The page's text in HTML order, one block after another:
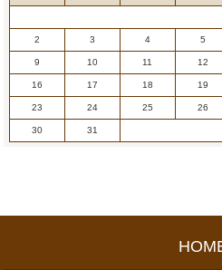
2 3 4 5
9 10 11 12
16 17 18 19
23 24 25 26
30 31